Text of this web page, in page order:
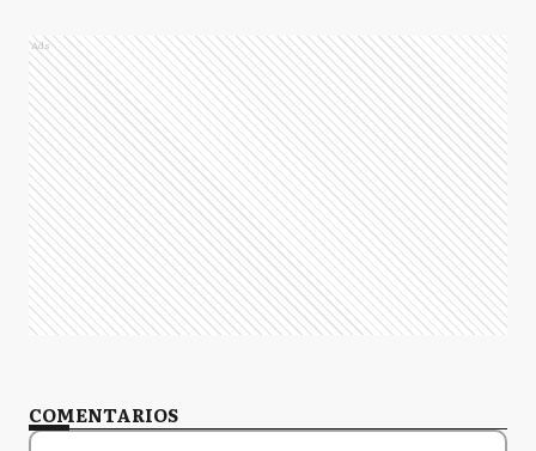
Ads
COMENTARIOS